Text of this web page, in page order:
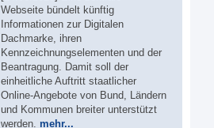
Webseite bündelt künftig
Informationen zur Digitalen
Dachmarke, ihren
Kennzeichnungselementen und der
Beantragung. Damit soll der
einheitliche Auftritt staatlicher
Online-Angebote von Bund, Ländern
und Kommunen breiter unterstützt
werden. mehr...